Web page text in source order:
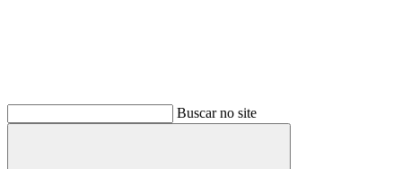
Buscar no site